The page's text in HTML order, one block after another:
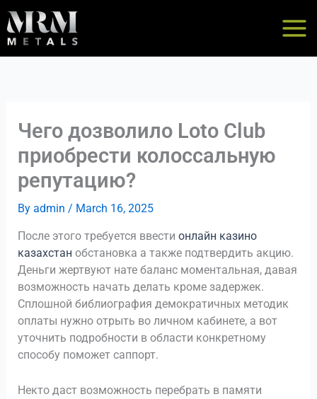
to
content
Чего дозволило Loto Club
приобрести колоссальную
репутацию?
By admin / March 16, 2025
После этого требуется ввести онлайн казино
казахстан обстановка а также подтвердить акцию.
Деньги жертвуют нате баланс моментальная, давая
возможность начать делать кроме задержек.
Сплошной библиография демократичных методик
оплаты нужно отрыть во личном кабинете, а вот
уточнить подробности в области конкретному
способу поможет саппорт.
Некто даст возможность перебрать в памяти